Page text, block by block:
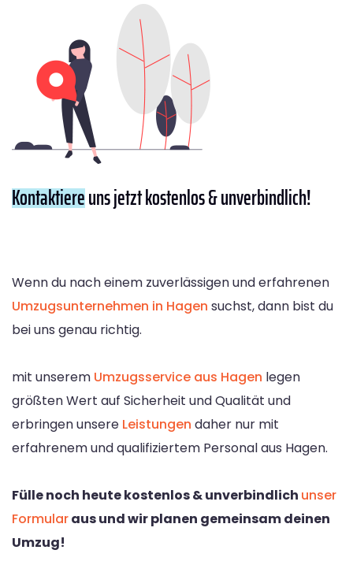
Kontaktiereuns jetzt kostenlos & unverbindlich!
Wenn du nach einem zuverlässigen und erfahrenen
Umzugsunternehmen in Hagen suchst, dann bist du
bei uns genau richtig.
mit unserem Umzugsservice aus Hagen legen
größten Wert auf Sicherheit und Qualität und
erbringen unsere Leistungen daher nur mit
erfahrenem und qualifiziertem Personal aus Hagen.
Fülle noch heute kostenlos & unverbindlich unser
Formularaus und wir planen gemeinsam deinen
Umzug!